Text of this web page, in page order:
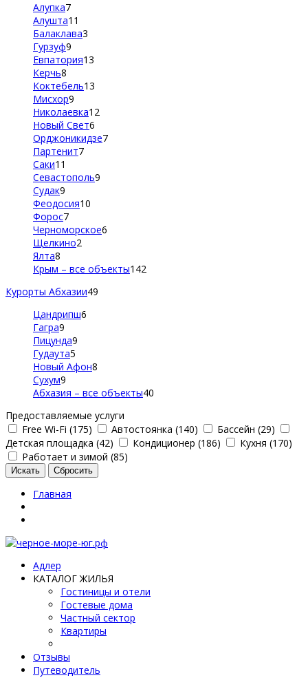
Алупка7
Алушта11
Балаклава3
Гурзуф9
Евпатория13
Керчь8
Коктебель13
Мисхор9
Николаевка12
Новый Свет6
Орджоникидзе7
Партенит7
Саки11
Севастополь9
Судак9
Феодосия10
Форос7
Черноморское6
Щелкино2
Ялта8
Крым – все объекты142
Курорты Абхазии49
Цандрипш6
Гагра9
Пицунда9
Гудаута5
Новый Афон8
Сухум9
Абхазия – все объекты40
Предоставляемые услуги
Free Wi-Fi (175)
Автостоянка (140)
Бассейн (29)
Детская площадка (42)
Кондиционер (186)
Кухня (170)
Работает и зимой (85)
Главная
Адлер
КАТАЛОГ ЖИЛЬЯ
Гостиницы и отели
Гостевые дома
Частный сектор
Квартиры
Отзывы
Путеводитель